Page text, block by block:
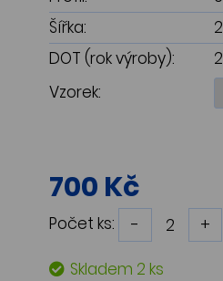
Šířka:
DOT (rok výroby):
Vzorek:
700 Kč
Počet ks: - +
Skladem 2 ks